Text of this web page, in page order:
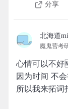
分享
北海道
魔鬼营考
心情可以不好
因为时间 不
所以我来拓词